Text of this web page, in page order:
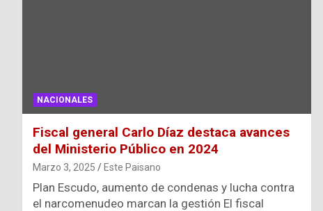
NACIONALES
Fiscal general Carlo Díaz destaca avances
del Ministerio Público en 2024
Marzo 3, 2025 Este Paisano
Plan Escudo, aumento de condenas y lucha contra
el narcomenudeo marcan la gestión El fiscal